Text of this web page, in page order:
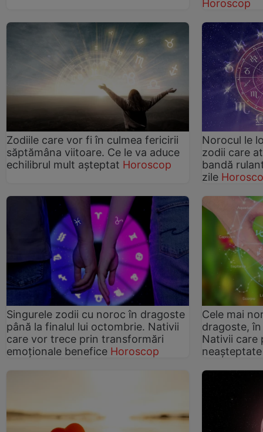
Horoscop
Zodiile care vor fi în culmea fericirii
săptămâna viitoare. Ce le va aduce
echilibrul mult așteptat Horoscop
Norocul le
zodii care
bandă
zile
Singurele zodii cu noroc în dragoste
până la finalul lui octombrie. Nativii
care vor trece prin transformări
emoționale benefice Horoscop
Cele mai
dragoste,
Nativii care